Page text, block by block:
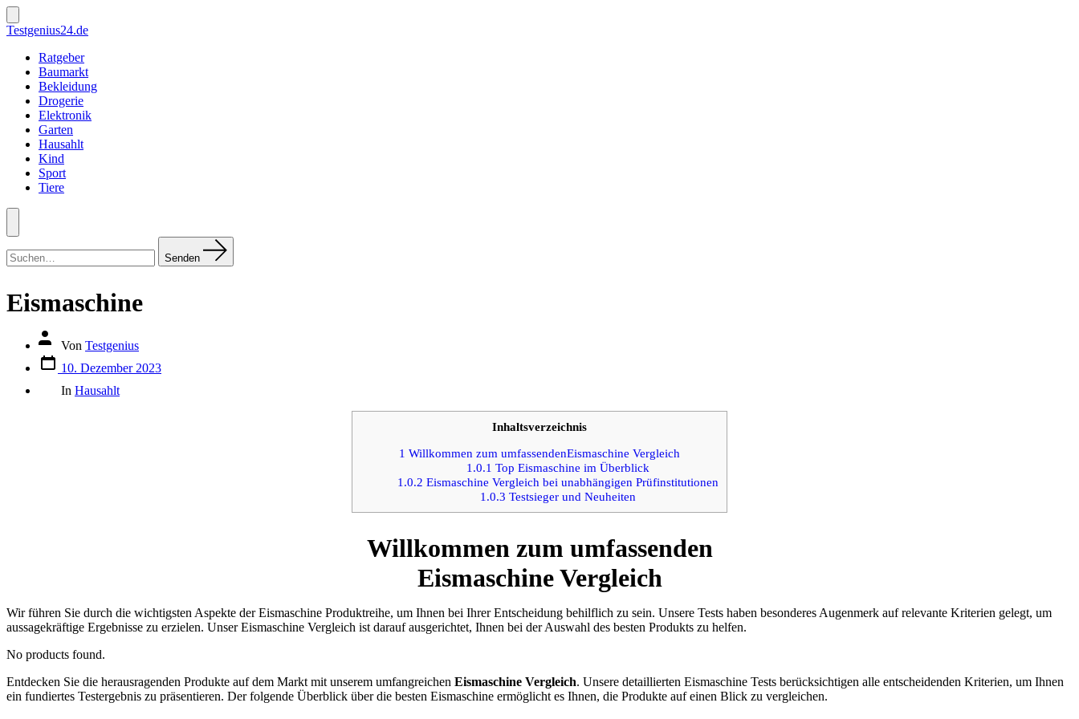
Zum
Inhalt
springen
Suche
ein-/ausblenden
Testgenius24.de
Ratgeber
Baumarkt
Bekleidung
Drogerie
Elektronik
Garten
Hausahlt
Kind
Sport
Tiere
Menü
nach:
Senden
Eismaschine
Autor
Beitrags
Von Testgenius
Datum
des
Beitrags
10. Dezember 2023
In Hausahlt
Inhaltsverzeichnis
1 Willkommen zum umfassendenEismaschine Vergleich
1.0.1 Top Eismaschine im Überblick
1.0.2 Eismaschine Vergleich bei unabhängigen Prüfinstitutionen
1.0.3 Testsieger und Neuheiten
Willkommen zum umfassenden
Eismaschine Vergleich
Wir führen Sie durch die wichtigsten Aspekte der Eismaschine Produktreihe, um Ihnen bei Ihrer Entscheidung behilflich zu sein. Unsere Tests haben besonderes Augenmerk auf relevante Kriterien gelegt, um
aussagekräftige Ergebnisse zu erzielen. Unser Eismaschine Vergleich ist darauf ausgerichtet, Ihnen bei der Auswahl des besten Produkts zu helfen.
No products found.
Entdecken Sie die herausragenden Produkte auf dem Markt mit unserem umfangreichen Eismaschine Vergleich. Unsere detaillierten Eismaschine Tests berücksichtigen alle entscheidenden Kriterien, um Ihnen
ein fundiertes Testergebnis zu präsentieren. Der folgende Überblick über die besten Eismaschine ermöglicht es Ihnen, die Produkte auf einen Blick zu vergleichen.